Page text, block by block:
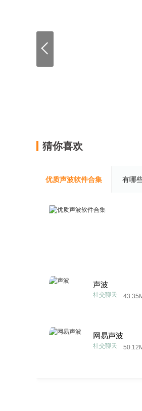
猜你喜欢
优质声波软件合集 有哪
声波
社交聊天
网易声波
社交聊天